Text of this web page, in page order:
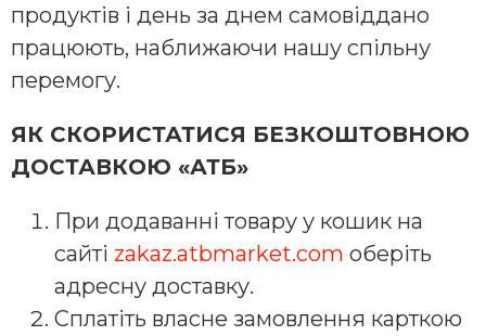
продуктів і день за днем самовіддано
працюють, наближаючи нашу спільну
перемогу.
ЯК СКОРИСТАТИСЯ БЕЗКОШТОВНОЮ
ДОСТАВКОЮ «АТБ»
При додаванні товару у кошик на
сайті zakaz.atbmarket.com оберіть
адресну доставку.
Сплатіть власне замовлення карткою